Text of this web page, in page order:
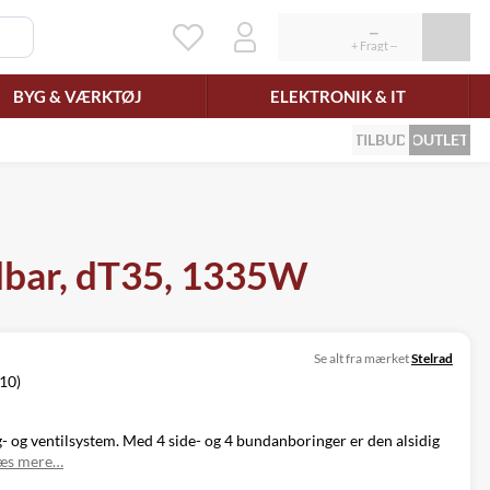
BYG & VÆRKTØJ ELEKTRONIK & IT
TILBUD OUTLET
dT35, 1335W
Se alt fra mærketStelrad
ventilsystem. Med 4 side- og 4 bundanboringer er den alsidig
mere…